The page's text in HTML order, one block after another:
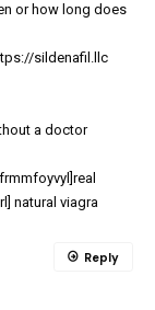
or how long does
sildenafil.llc
a doctor
natural viagra
Reply